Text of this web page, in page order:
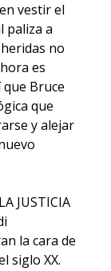
vestir el
paliza a
no
es
Bruce
que
y alejar
JUSTICIA
la cara de
siglo XX.